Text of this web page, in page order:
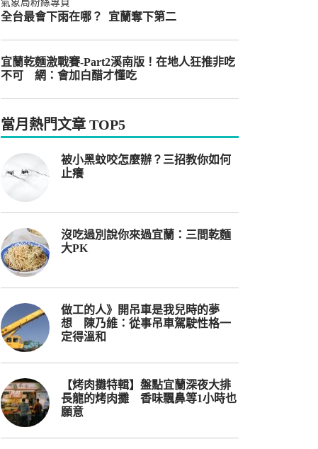
全台最會下雨在哪？ 宜蘭奪下第二
宜蘭乾麵激戰賽-Part2溪南版！在地人狂推非吃
不可 網：會加白醋才懂吃
當月熱門文章 TOP5
被小黑蚊咬怎麼辦？三招教你如何
止癢
沒吃過別說你來過宜蘭：三間乾麵
大PK
做工的人》開吊車是我兒時的夢
想 陳乃維：從事吊車駕駛性格一
定得溫和
【烤肉攤特輯】盤點宜蘭深夜大排
長龍的烤肉攤 香味飄鼻等1小時也
願意